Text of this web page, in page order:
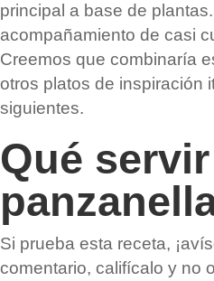
principal a base de
acompañamiento de casi
Creemos que combinaría
otros platos de inspiración
siguientes.
Qué
Si prueba esta receta,
comentario, califícalo y no